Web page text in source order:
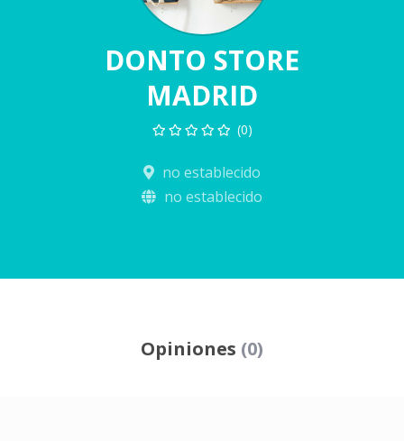
DONTO STORE
MADRID
(0)
no establecido
no establecido
Opiniones (0)